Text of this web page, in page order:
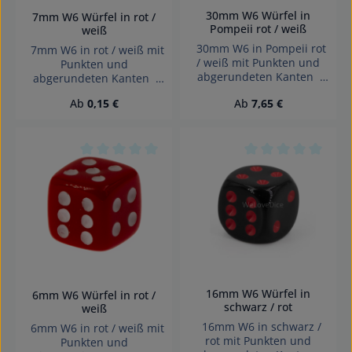
verschluckbarer Kleinteile
nicht für Kinder unter 3
Erstickungsgefahr!
Sozialverhalten.
Individualisierbare
Werbegeschenke:Mit Logo
oder Botschaft
bedruckbar – als
originelle Giveaways für
Messen, Events oder
Firmenkunden. Kreative
Bekleben oder Bedrucken.
Würfel made in Germany
Achtung! Wegen
verschluckbarer Kleinteile
nicht für Kinder unter 3
Jahren geeignet.
7mm W6 Würfel in rot /
weiß
7mm W6 in rot / weiß mit
Punkten und
abgerundeten Kanten
in Germany Achtung!
Erstickungsgefahr!
Regulärer Preis:
Ab 0,15 €
30mm W6 Würfel in
Pompeii rot / weiß
30mm W6 in Pompeii rot
/ weiß mit Punkten und
abgerundeten Kanten
in Germany Achtung!
Erstickungsgefahr!
Regulärer Preis:
Ab 7,65 €
Durchschnittliche Bewertung von 0 von 5
6mm W6 Würfel in rot /
weiß
6mm W6 in rot / weiß mit
Punkten und
Durchschnittliche
16mm W6 Würfel in
schwarz / rot
16mm W6 in schwarz /
rot mit Punkten und